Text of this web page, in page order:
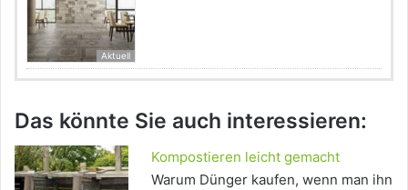
Aktuell
Das könnte Sie auch interessieren:
Kompostieren leicht gemacht
Warum Dünger kaufen, wenn man ihn